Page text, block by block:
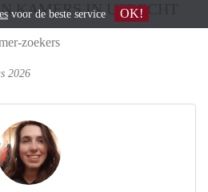
KAMERS IN UTRECHT
zoekers
2026
voor de beste service OK!